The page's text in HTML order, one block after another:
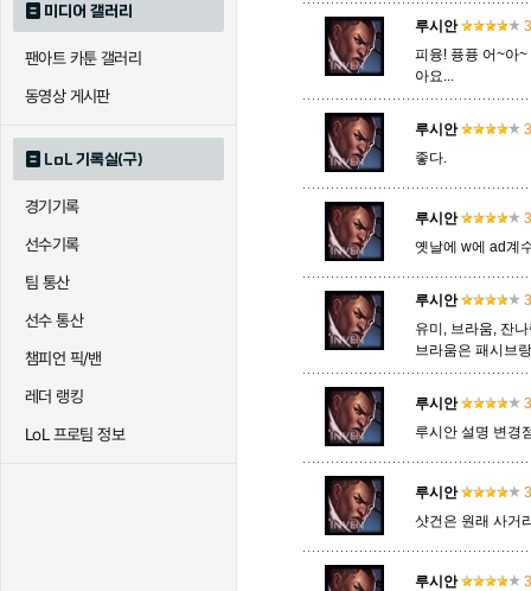
미디어 갤러리
팬아트 카툰 갤러리
동영상 게시판
LoL 기록실(구)
경기기록
선수기록
팀 통산
선수 통산
챔피언 픽/밴
레더 랭킹
LoL 프로팀 정보
직스 진 질리
카이사
퀸
트리스타나 트린다미어 트위스
하이머딩거
루시안
피융! 퓽퓽 어~아
아요...
루시안
좋다.
루시안
옛날에 w에 ad계
루시안
유미, 브라움, 잔
브라움은 패시브
루시안
루시안 설명 변경
루시안
샷건은 원래 사거
루시안